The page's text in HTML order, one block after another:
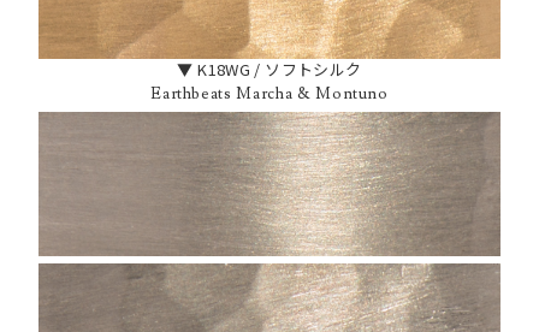
▼ K18WG / ソフトシルク
Earthbeats Marcha & Montuno